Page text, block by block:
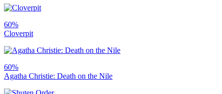
60%
Cloverpit
60%
Agatha Christie: Death on the Nile